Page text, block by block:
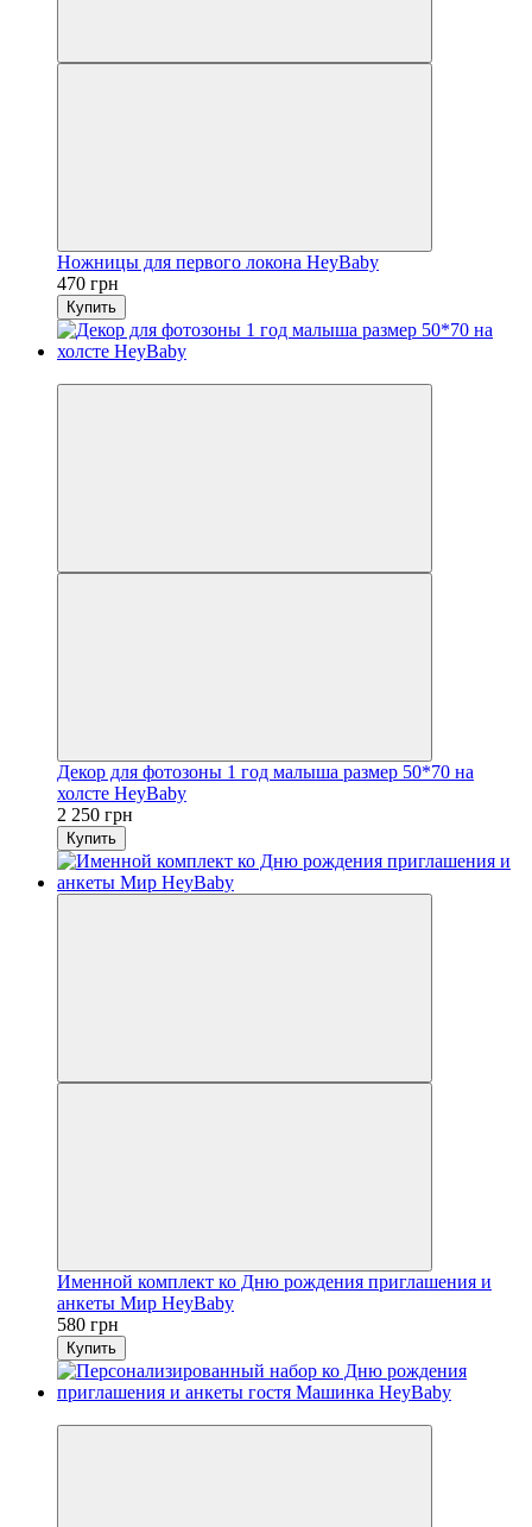
Ножницы для первого локона HeyBaby
470 грн
Купить
Декор для фотозоны 1 год малыша размер 50*70 на
холсте HeyBaby
2 250 грн
Купить
Именной комплект ко Дню рождения приглашения и
анкеты Мир HeyBaby
580 грн
Купить